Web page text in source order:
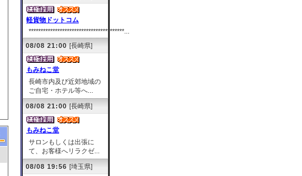
軽貨物ドットコム
****************************************...
08/08 21:00 [長崎県]
もみねこ堂
長崎市内及び近郊地域の
ご自宅・ホテル等へ...
08/08 21:00 [長崎県]
もみねこ堂
サロンもしくは出張に
て、お客様へリラクゼ...
08/08 19:56 [埼玉県]